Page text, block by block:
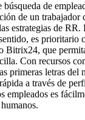
de
de un trabajador
estrategias de
es prioritario
Bitrix24, que
Con recursos
primeras letras del
a través de
empleados es